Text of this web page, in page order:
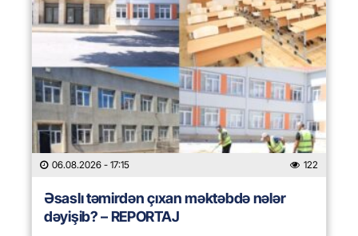
06.08.2026 - 17:15 122
Əsaslı təmirdən çıxan məktəbdə nələr
dəyişib? – REPORTAJ